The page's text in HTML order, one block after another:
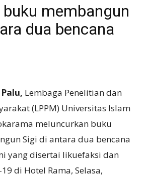
membangun
dua bencana
Lembaga Penelitian dan
(LPPM) Universitas Islam
meluncurkan buku
Sigi di antara dua bencana
yang disertai likuefaksi dan
di Hotel Rama, Selasa,